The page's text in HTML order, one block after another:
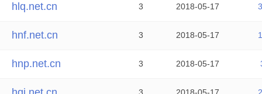
hlq.net.cn 3 2018-05-17
hnf.net.cn 3 2018-05-17
hnp.net.cn 3 2018-05-17